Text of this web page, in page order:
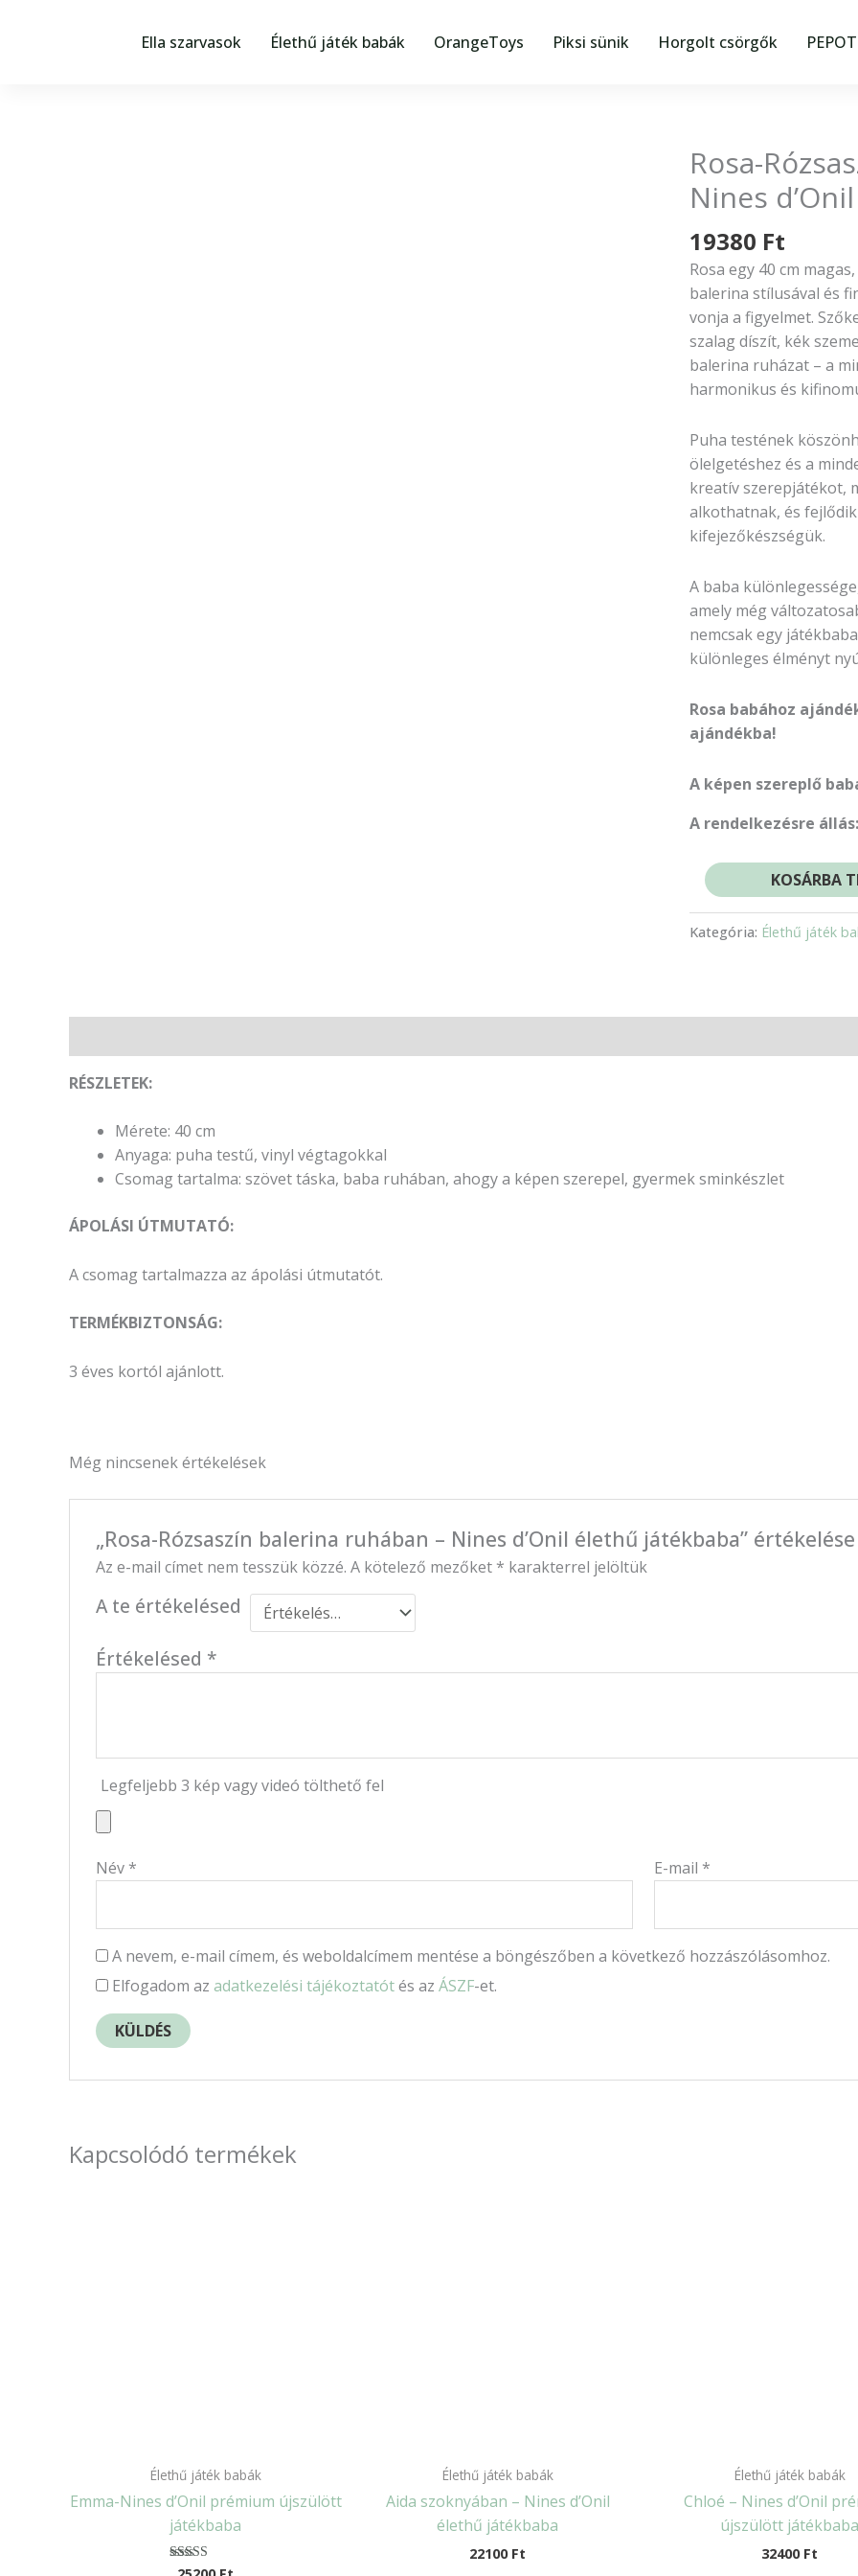
Ella szarvasok Élethű játék babák OrangeToys Piksi sünik Horgolt csörgők
Rosa-
Nines
19380 Ft
Rosa egy 40 cm
balerina stílusával és
vonja a figyelmet.
szalag díszít, kék
balerina ruházat – a
harmonikus és
Puha testének
ölelgetéshez és a
kreatív szerepjátékot,
alkothatnak, és
kifejezőkészségük.
A baba
amely még
nemcsak egy
különleges élményt
Rosa babához
ajándékba!
A képen szereplő
A rendelkezésre állás:
Rosa-
Rózsaszín
balerina
–
Nines
d’Onil
élethű
játékbaba
mennyiség
KOSÁRBA
Kategória: Élethű játék
RÉSZLETEK:
Mérete: 40 cm
Anyaga: puha testű, vinyl végtagokkal
Csomag tartalma: szövet táska, baba ruhában, ahogy a képen szerepel, gyermek sminkészlet
ÁPOLÁSI ÚTMUTATÓ:
A csomag tartalmazza az ápolási útmutatót.
TERMÉKBIZTONSÁG:
3 éves kortól ajánlott.
Még nincsenek értékelések
„Rosa-Rózsaszín balerina ruhában – Nines d’Onil élethű játékbaba”
Az e-mail címet nem tesszük közzé. A kötelező mezőket * karakterrel jelöltük
A te értékelésed
Értékelésed *
Legfeljebb 3 kép vagy videó tölthető fel
Név * E-mail *
A nevem, e-mail címem, és weboldalcímem mentése a böngészőben a következő hozzászólásomhoz.
Elfogadom az adatkezelési tájékoztatótés az ÁSZF-et.
Kapcsolódó termékek
Élethű játék babák
Emma-Nines d’Onil prémium újszülött
játékbaba
Értékelés:
Élethű játék babák
Aida szoknyában – Nines d’Onil
élethű játékbaba
22100 Ft
Élethű játék babák
Chloé – Nines d’Onil
újszülött játékbaba
32400 Ft